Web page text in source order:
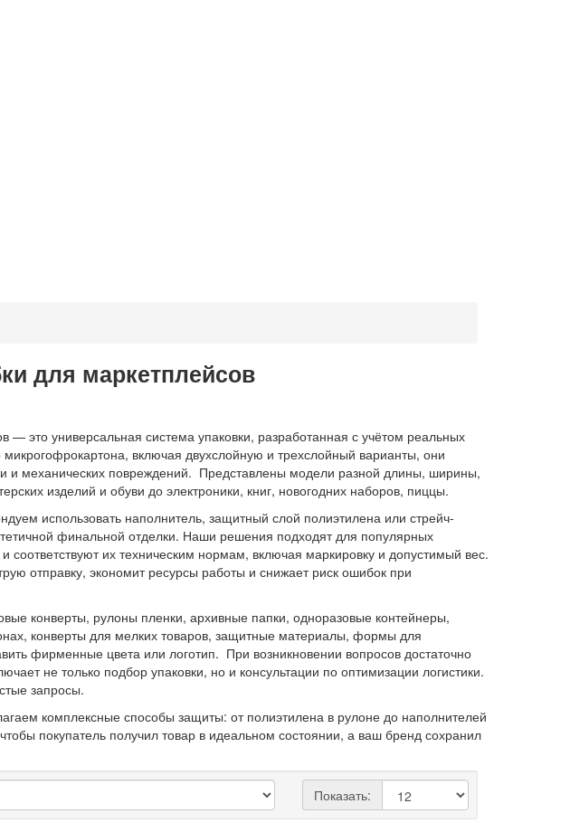
для маркетплейсов
— это универсальная система упаковки, разработанная с учётом реальных
микрогофрокартона, включая двухслойную и трехслойный варианты, они
механических повреждений. Представлены модели разной длины, ширины,
изделий и обуви до электроники, книг, новогодних наборов, пиццы.
использовать наполнитель, защитный слой полиэтилена или стрейч-
финальной отделки. Наши решения подходят для популярных
их техническим нормам, включая маркировку и допустимый вес.
отправку, экономит ресурсы работы и снижает риск ошибок при
конверты, рулоны пленки, архивные папки, одноразовые контейнеры,
конверты для мелких товаров, защитные материалы, формы для
фирменные цвета или логотип. При возникновении вопросов достаточно
не только подбор упаковки, но и консультации по оптимизации логистики.
запросы.
комплексные способы защиты: от полиэтилена в рулоне до наполнителей
покупатель получил товар в идеальном состоянии, а ваш бренд сохранил
Показать: